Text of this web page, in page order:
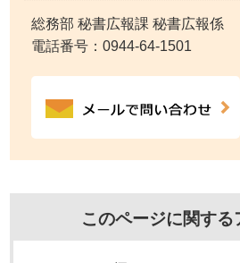
総務部 秘書広報課 秘書広報係
電話番号：0944-64-1501
このページに関する